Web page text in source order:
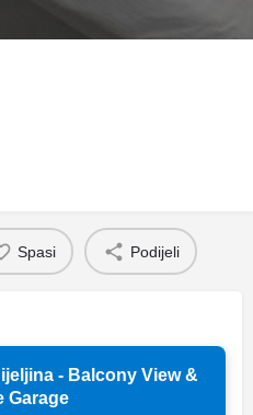
Spasi Podijeli
- Balcony View &
Garage